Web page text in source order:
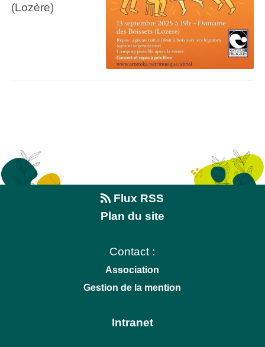
(Lozère)
Flux RSS
Plan du site
Contact :
Association
Gestion de la mention
Intranet